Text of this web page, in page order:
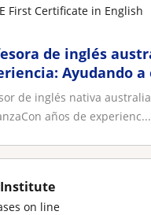
First Certificate in English
de inglés
Ayudando
con confianza
de inglés nativa
años de experienc...
Institute
on line